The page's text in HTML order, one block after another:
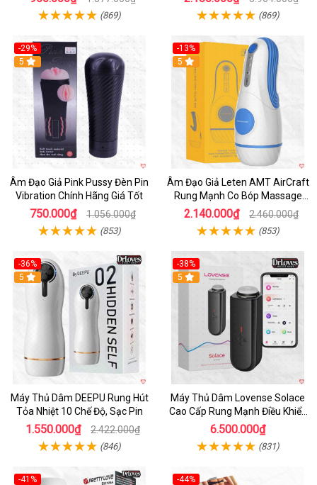
(869) (869)
-29%
5
Âm Đạo Giả Pink Pussy Đèn Pin
Vibration Chính Hãng Giá Tốt
750.000₫ 1.056.000₫
(853)
-13%
5
Âm Đạo Giả Leten AMT AirCraft
Rung Mạnh Co Bóp Massage
Êm Ái
2.140.000₫ 2.460.000₫
(853)
-36%
Hot
5
Máy Thủ Dâm DEEPU Rung Hút
Tỏa Nhiệt 10 Chế Độ, Sạc Pin
1.550.000₫ 2.422.000₫
(846)
-38%
Hot
5
Máy Thủ Dâm Lovense Solace
Cao Cấp Rung Mạnh Điều Khiển
App
6.500.000₫
(831)
-41%
-44%